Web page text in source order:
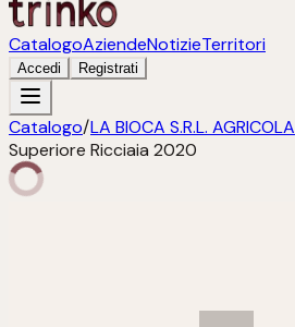
CatalogoAziendeNotizieTerritori
Accedi Registrati
Catalogo/LA BIOCA S.R.L. AGRICOLA
Superiore Ricciaia 2020